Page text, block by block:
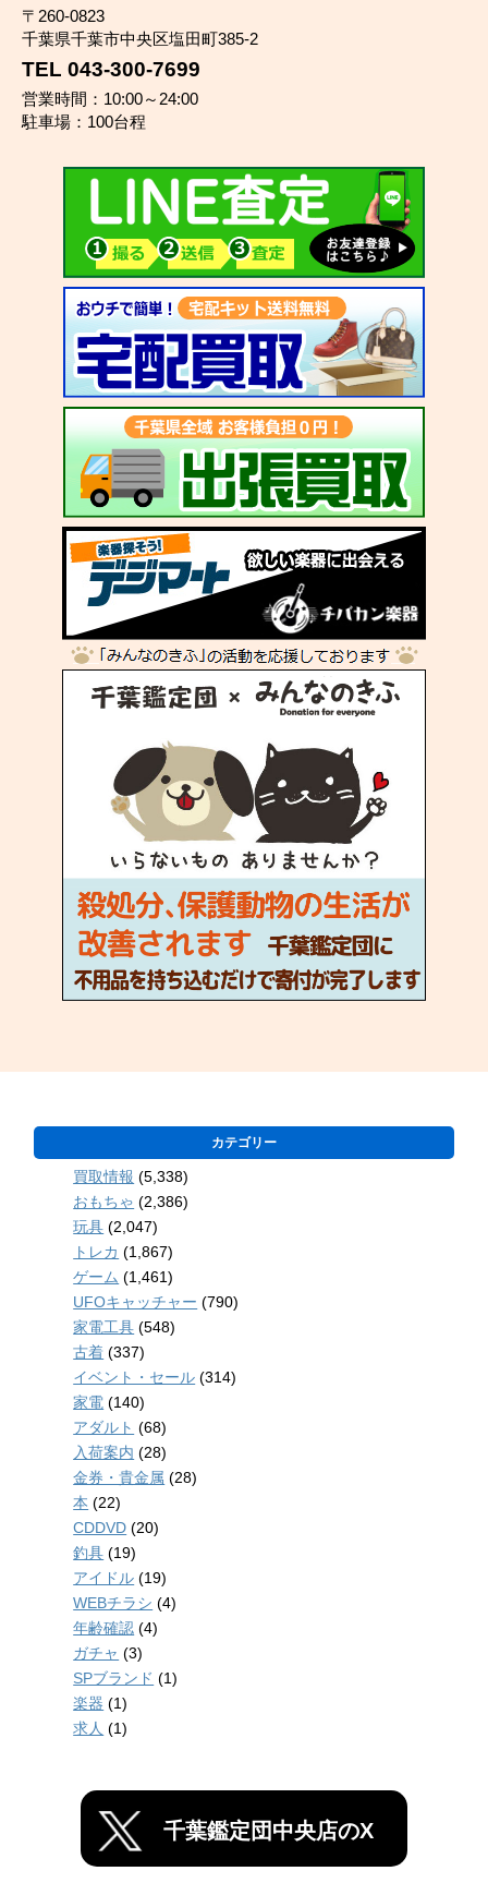
〒260-0823
千葉県千葉市中央区塩田町385-2
TEL 043-300-7699
営業時間：10:00～24:00
駐車場：100台程
カテゴリー
買取情報 (5,338)
おもちゃ (2,386)
玩具 (2,047)
トレカ (1,867)
ゲーム (1,461)
UFOキャッチャー (790)
家電工具 (548)
古着 (337)
イベント・セール (314)
家電 (140)
アダルト (68)
入荷案内 (28)
金券・貴金属 (28)
本 (22)
CDDVD (20)
釣具 (19)
アイドル (19)
WEBチラシ (4)
年齢確認 (4)
ガチャ (3)
SPブランド (1)
楽器 (1)
求人 (1)
千葉鑑定団中央店のX